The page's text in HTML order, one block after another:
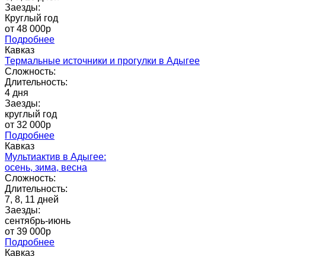
Заезды:
Круглый год
от 48 000p
Подробнее
Кавказ
Термальные источники и прогулки в Адыгее
Сложность:
Длительность:
4 дня
Заезды:
круглый год
от 32 000p
Подробнее
Кавказ
Мультиактив в Адыгее:
осень, зима, весна
Сложность:
Длительность:
7, 8, 11 дней
Заезды:
сентябрь-июнь
от 39 000p
Подробнее
Кавказ